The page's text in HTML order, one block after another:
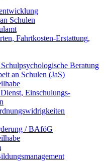
Schulen
Fahrtkosten-Erstattung,
Beratung
an Schulen (JaS)
Einschulungs-
/ BAföG